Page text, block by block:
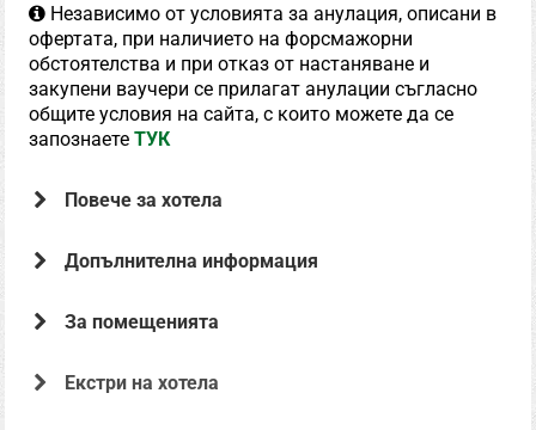
Независимо от условията за анулация, описани в
офертата, при наличието на форсмажорни
обстоятелства и при отказ от настаняване и
закупени ваучери се прилагат анулации съгласно
общите условия на сайта, с които можете да се
запознаетеТУК
Повече за хотела
Допълнителна информация
За помещенията
Екстри на хотела